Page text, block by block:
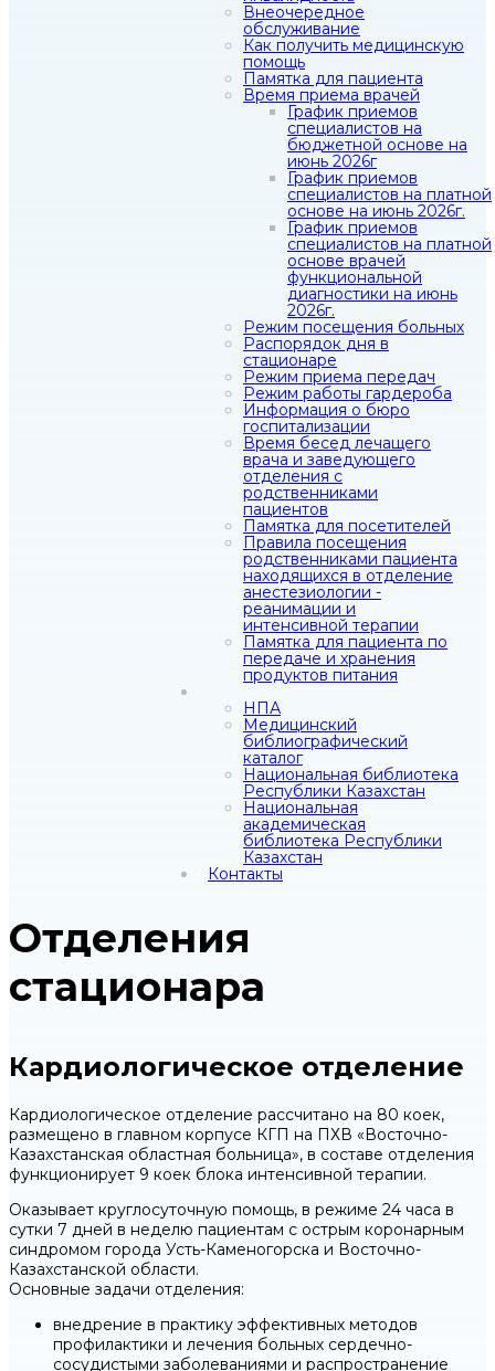
Внеочередное
обслуживание
Как получить медицинскую
помощь
Памятка для пациента
Время приема врачей
График приемов
специалистов на
бюджетной основе на
июнь 2026г
График приемов
специалистов на платной
основе на июнь 2026г.
График приемов
специалистов на платной
основе врачей
функциональной
диагностики на июнь
2026г.
Режим посещения больных
Распорядок дня в
стационаре
Режим приема передач
Режим работы гардероба
Информация о бюро
госпитализации
Время бесед лечащего
врача и заведующего
отделения с
родственниками
пациентов
Памятка для посетителей
Правила посещения
родственниками пациента
находящихся в отделение
анестезиологии -
реанимации и
интенсивной терапии
Памятка для пациента по
передаче и хранения
продуктов питания
НПА
Медицинский
библиографический
каталог
Национальная библиотека
Республики Казахстан
Национальная
академическая
библиотека Республики
Казахстан
Контакты
Отделения
стационара
Кардиологическое отделение
Кардиологическое отделение рассчитано на 80 коек,
размещено в главном корпусе КГП на ПХВ «Восточно-
Казахстанская областная больница», в составе отделения
функционирует 9 коек блока интенсивной терапии.
Оказывает круглосуточную помощь, в режиме 24 часа в
сутки 7 дней в неделю пациентам с острым коронарным
синдромом города Усть-Каменогорска и Восточно-
Казахстанской области.
Основные задачи отделения:
внедрение в практику эффективных методов
профилактики и лечения больных сердечно-
сосудистыми заболеваниями и распространение